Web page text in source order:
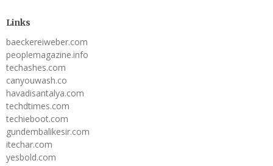
Links
baeckereiweber.com
peoplemagazine.info
techashes.com
canyouwash.co
havadisantalya.com
techdtimes.com
techieboot.com
gundembalikesir.com
itechar.com
yesbold.com